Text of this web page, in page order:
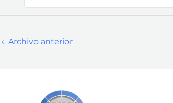
← Archivo anterior